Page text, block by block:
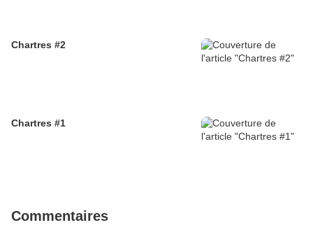
Chartres #2
Chartres #1
Commentaires